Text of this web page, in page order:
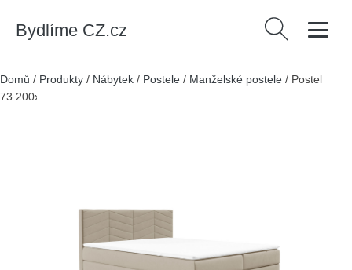
Bydlíme CZ.cz Vyhledávání
Domů / Produkty / Nábytek / Postele / Manželské postele / Postel
73 200x200 cm s úložným prostorem Béžová